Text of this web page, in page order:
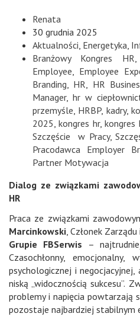
Renata
30 grudnia 2025
Aktualności, Energetyka,
Branżowy Kongres HR
Employee, Employee
Branding, HR, HR
Manager, hr w
przemyśle, HRBP, kadry,
2025,kongres hr,kongres
Szczęście w Pracy,
Pracodawca Employer
Partner Motywacja
Dialog ze związkami
HR
Praca ze związkami
Marcinkowski, Członek
Grupie FBSerwis –
Czasochłonny, emocjonalny,
psychologicznej i
niską „widocznością sukcesu”.
problemy i napięcia powtarzają
pozostaje najbardziej stabilnym